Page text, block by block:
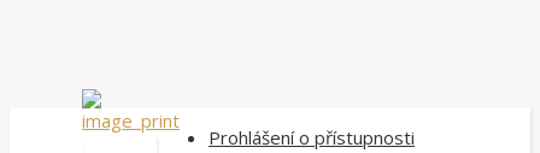
Prohlášení o přístupnosti